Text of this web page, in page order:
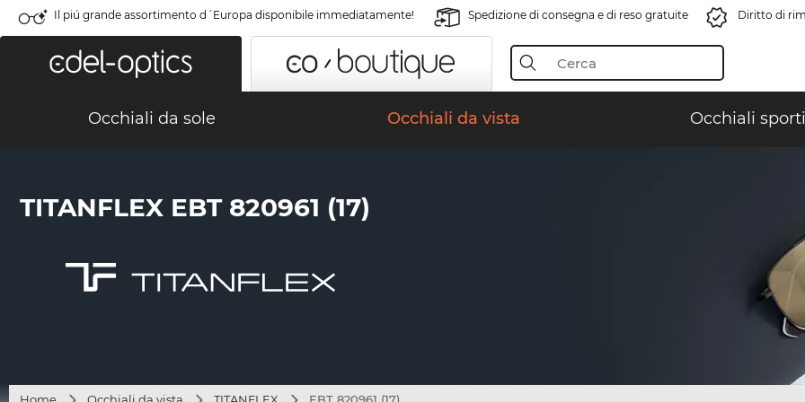
Il piú grande assortimento d´Europa disponibile immediatamente! Spedizione di consegna e di reso gratuite Diritto di
Occhiali da sole Occhiali da vista Occhiali
TITANFLEX EBT 820961 (17)